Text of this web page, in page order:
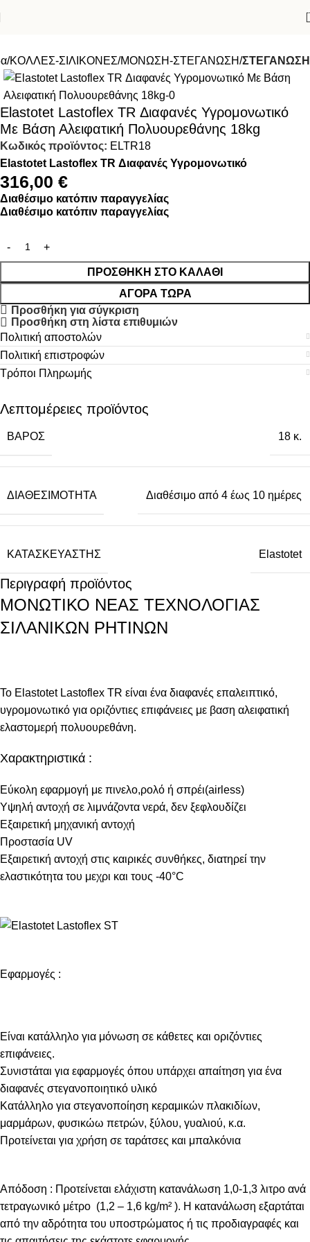
ΚΟΛΛΕΣ-ΣΙΛΙΚΟΝΕΣ ΜΟΝΩΣΗ-ΣΤΕΓΑΝΩΣΗ ΣΤΕΓΑΝΩΣΗ
Elastotet Lastoflex TR Διαφανές Υγρομονωτικό
Με Βάση Αλειφατική Πολυουρεθάνης 18kg
Κωδικός προϊόντος: ELTR18
Elastotet Lastoflex TR Διαφανές Υγρομονωτικό
316,00 €
Διαθέσιμο κατόπιν παραγγελίας
Διαθέσιμο κατόπιν παραγγελίας
ΠΡΟΣΘΉΚΗ ΣΤΟ ΚΑΛΆΘΙ
ΑΓΟΡΆ ΤΏΡΑ
Προσθήκη για σύγκριση
Προσθήκη στη λίστα επιθυμιών
Πολιτική αποστολών
Πολιτική επιστροφών
Τρόποι Πληρωμής
Λεπτομέρειες προϊόντος
ΒΆΡΟΣ 18 κ.
ΔΙΑΘΕΣΙΜΌΤΗΤΑ Διαθέσιμο από 4 έως 10 ημέρες
ΚΑΤΑΣΚΕΥΑΣΤΉΣ Elastotet
Περιγραφή προϊόντος
ΜΟΝΩΤΙΚΟ ΝΕΑΣ ΤΕΧΝΟΛΟΓΙΑΣ
ΣΙΛΑΝΙΚΩΝ ΡΗΤΙΝΩΝ
Το Elastotet Lastoflex TR είναι ένα διαφανές επαλειπτικό,
υγρομονωτικό για οριζόντιες επιφάνειες με βαση αλειφατική
ελαστομερή πολυουρεθάνη.
Χαρακτηριστικά :
Εύκολη εφαρμογή με πινελο,ρολό ή σπρέι(airless)
Υψηλή αντοχή σε λιμνάζοντα νερά, δεν ξεφλουδίζει
Εξαιρετική μηχανική αντοχή
Προστασία UV
Εξαιρετική αντοχή στις καιρικές συνθήκες, διατηρεί την
ελαστικότητα του μεχρι και τους -40°C
Εφαρμογές :
Είναι κατάλληλο για μόνωση σε κάθετες και οριζόντιες
επιφάνειες.
Συνιστάται για εφαρμογές όπου υπάρχει απαίτηση για ένα
διαφανές στεγανοποιητικό υλικό
Κατάλληλο για στεγανοποίηση κεραμικών πλακιδίων,
μαρμάρων, φυσικώω πετρών, ξύλου, γυαλιού, κ.α.
Προτείνεται για χρήση σε ταράτσες και μπαλκόνια
Απόδοση : Προτείνεται ελάχιστη κατανάλωση 1,0-1,3 λιτρο ανά
τετραγωνικό μέτρο (1,2 – 1,6 kg/m² ). Η κατανάλωση εξαρτάται
από την αδρότητα του υποστρώματος ή τις προδιαγραφές και